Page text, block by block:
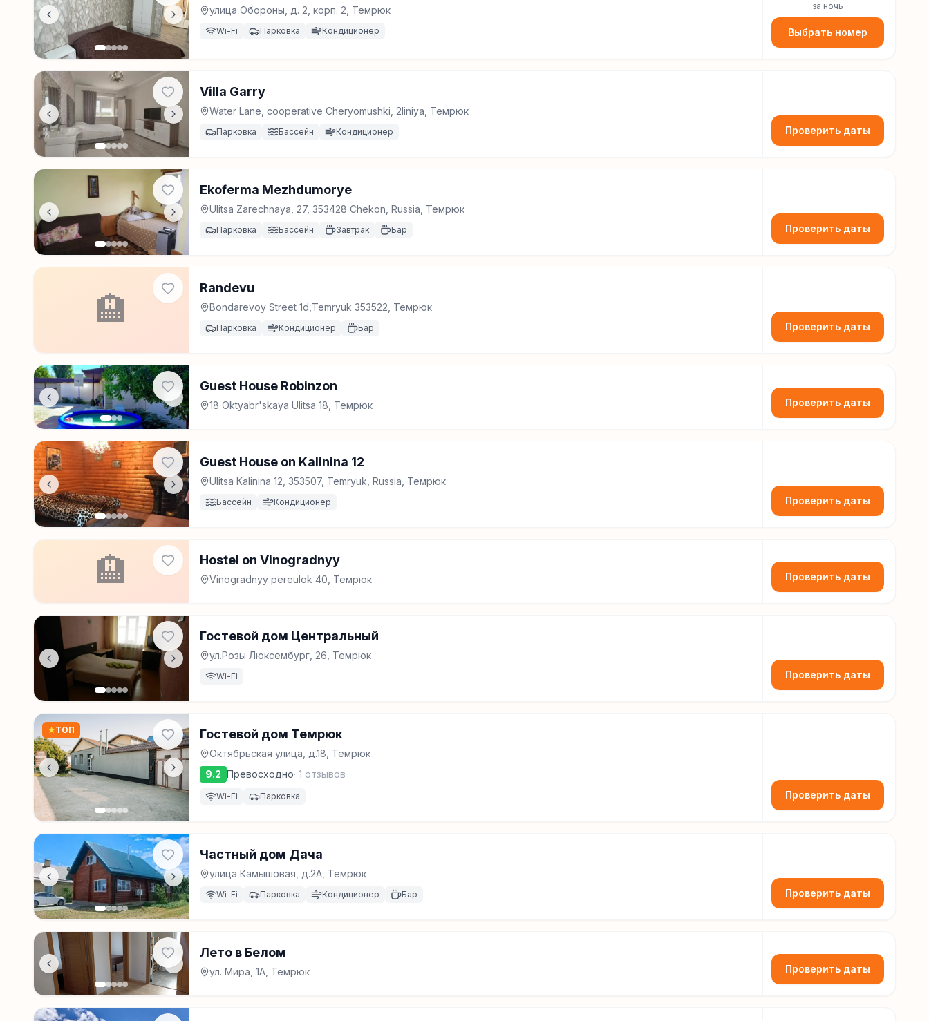
улица Обороны, д. 2, корп. 2, Темрюк
Wi-Fi Парковка Кондиционер
за ночь
Выбрать номер
Villa Garry
Water Lane, cooperative Cheryomushki, 2liniya, Темрюк
Парковка Бассейн Кондиционер Проверить даты
Ekoferma Mezhdumorye
Ulitsa Zarechnaya, 27, 353428 Chekon, Russia, Темрюк
Парковка Бассейн Завтрак Бар Проверить даты
🏨
Randevu
Bondarevoy Street 1d,Temryuk 353522, Темрюк
Парковка Кондиционер Бар Проверить даты
Guest House Robinzon
18 Oktyabr'skaya Ulitsa 18, Темрюк Проверить даты
Guest House on Kalinina 12
Ulitsa Kalinina 12, 353507, Temryuk, Russia, Темрюк
Бассейн Кондиционер Проверить даты
🏨 Hostel on Vinogradnyy
Vinogradnyy pereulok 40, Темрюк Проверить даты
Гостевой дом Центральный
ул.Розы Люксембург, 26, Темрюк
Wi-Fi Проверить даты
★ТОП Гостевой дом Темрюк
Октябрьская улица, д.18, Темрюк
9.2 Превосходно· 1 отзывов
Wi-Fi Парковка Проверить даты
Частный дом Дача
улица Камышовая, д.2А, Темрюк
Wi-Fi Парковка Кондиционер Бар Проверить даты
Лето в Белом
ул. Мира, 1А, Темрюк Проверить даты